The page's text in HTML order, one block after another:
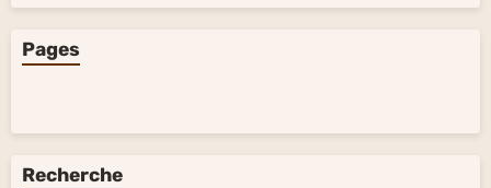
Pages
Recherche